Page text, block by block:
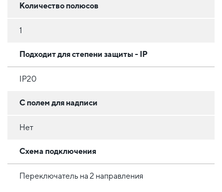
Количество полюсов
1
Подходит для степени защиты - IP
IP20
С полем для надписи
Нет
Схема подключения
Переключатель на 2 направления